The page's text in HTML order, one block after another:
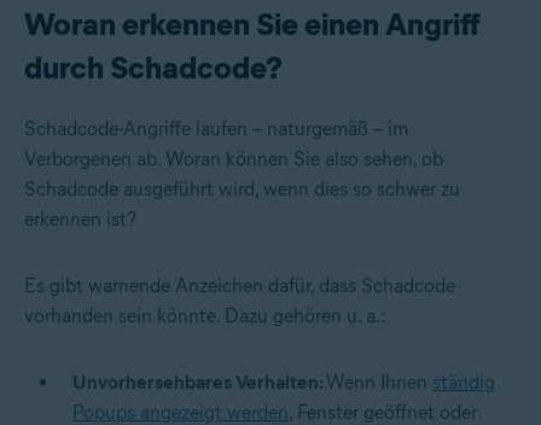
Woran erkennen Sie einen Angriff
durch Schadcode?
Schadcode-Angriffe laufen – naturgemäß – im
Verborgenen ab. Woran können Sie also sehen, ob
Schadcode ausgeführt wird, wenn dies so schwer zu
erkennen ist?
Es gibt warnende Anzeichen dafür, dass Schadcode
vorhanden sein könnte. Dazu gehören u. a.:
Unvorhersehbares Verhalten: Wenn Ihnen ständig
Popups angezeigt werden , Fenster geöffnet oder